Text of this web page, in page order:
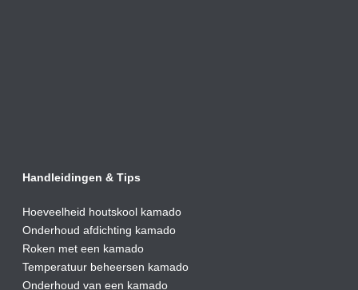
Handleidingen & Tips
Hoeveelheid houtskool kamado
Onderhoud afdichting kamado
Roken met een kamado
Temperatuur beheersen kamado
Onderhoud van een kamado